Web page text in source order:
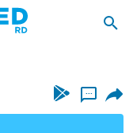
...